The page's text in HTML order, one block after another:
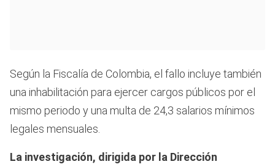
Según la Fiscalía de Colombia, el fallo incluye también
una inhabilitación para ejercer cargos públicos por el
mismo periodo y una multa de 24,3 salarios mínimos
legales mensuales.
La investigación, dirigida por la Dirección